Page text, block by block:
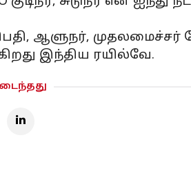
ஆளுநர்,
இந்திய ரயில்வே.